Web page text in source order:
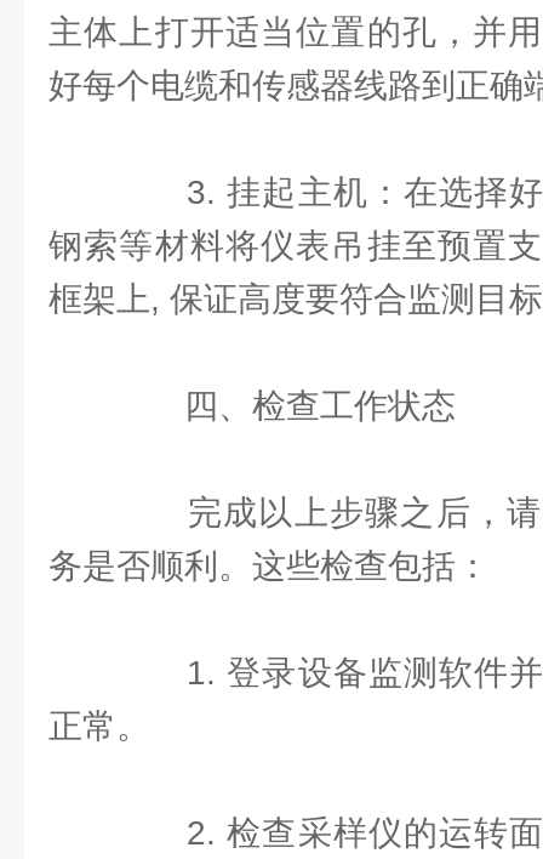
主体上打开适当位置的孔，并
好每个电缆和传感器线路到正确
3. 挂起主机：在选择好
钢索等材料将仪表吊挂至预置
框架上, 保证高度要符合监测目
四、检查工作状态
完成以上步骤之后，请
务是否顺利。这些检查包括：
1. 登录设备监测软件并
正常。
2. 检查采样仪的运转面